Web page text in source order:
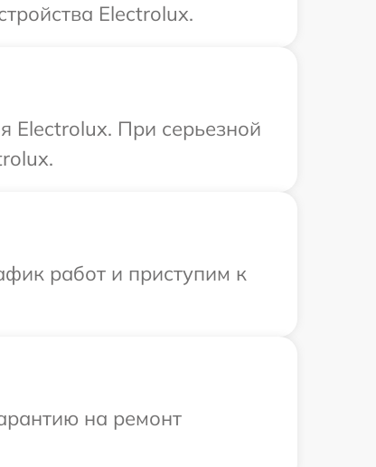
Electrolux.
Electrolux. При серьезной
работ и приступим к
на ремонт